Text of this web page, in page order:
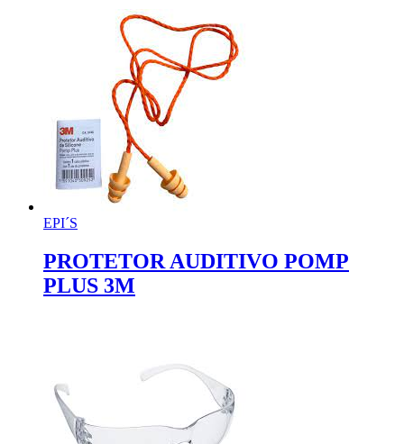
EPI´S
PROTETOR AUDITIVO POMP
PLUS 3M